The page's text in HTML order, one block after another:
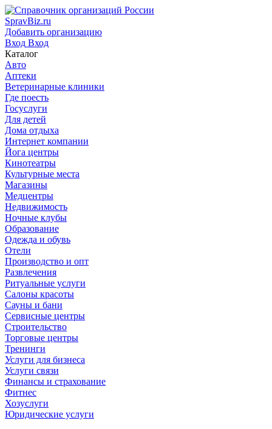
SpravBiz.ru
Добавить организацию
Вход Вход
Каталог
Авто
Аптеки
Ветеринарные клиники
Где поесть
Госуслуги
Для детей
Дома отдыха
Интернет компании
Йога центры
Кинотеатры
Культурные места
Магазины
Медцентры
Недвижимость
Ночные клубы
Образование
Одежда и обувь
Отели
Производство и опт
Развлечения
Ритуальные услуги
Салоны красоты
Сауны и бани
Сервисные центры
Строительство
Торговые центры
Тренинги
Услуги для бизнеса
Услуги связи
Финансы и страхование
Фитнес
Хозуслуги
Юридические услуги